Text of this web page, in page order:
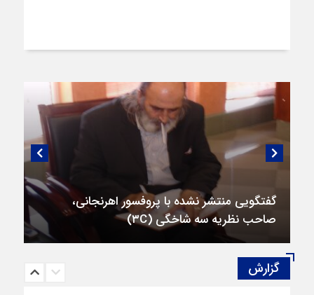
گفتگویی منتشر نشده با پروفسور اهرنجانی،
صاحب نظریه سه‌ شاخگی (۳C)
گزارش‌